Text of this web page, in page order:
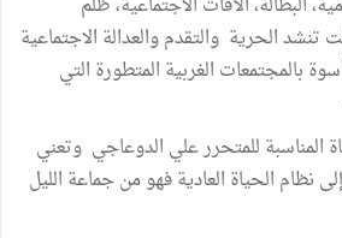
الحرية والتقدم والعدالة الاجتماعية
بالمجتمعات الغربية المتطورة التي
المناسبة للمتحرر علي الدوعاجي وتعني
الحياة العادية فهو من جماعة الليل